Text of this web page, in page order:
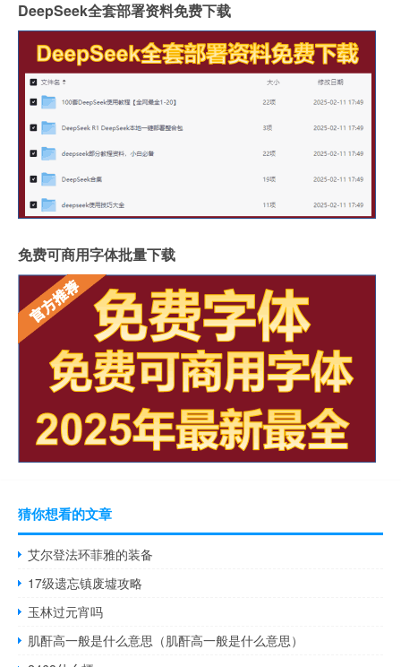
DeepSeek全套部署资料免费下载
免费可商用字体批量下载
猜你想看的文章
艾尔登法环菲雅的装备
17级遗忘镇废墟攻略
玉林过元宵吗
肌酐高一般是什么意思（肌酐高一般是什么意思）